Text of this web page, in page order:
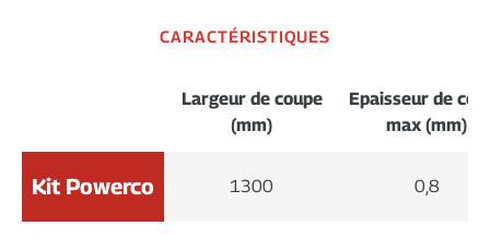
CARACTÉRISTIQUES
Largeur de coupe
(mm)
Epaisseur de
max (mm)
Kit Powerco 1300 0,8